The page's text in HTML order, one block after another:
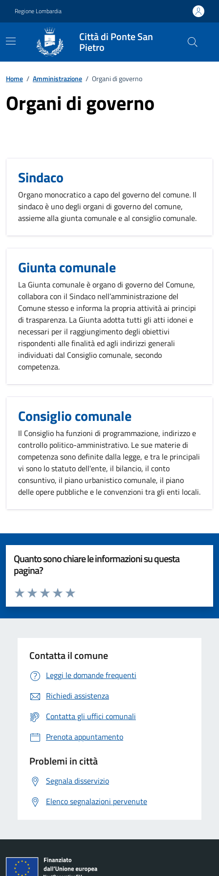
Regione Lombardia
Città di Ponte San
Pietro
Home / Amministrazione / Organi di governo
Organi di governo
Sindaco
Organo monocratico a capo del governo del comune. Il
sindaco è uno degli organi di governo del comune,
assieme alla giunta comunale e al consiglio comunale.
Giunta comunale
La Giunta comunale è organo di governo del Comune,
collabora con il Sindaco nell’amministrazione del
Comune stesso e informa la propria attività ai principi
di trasparenza. La Giunta adotta tutti gli atti idonei e
necessari per il raggiungimento degli obiettivi
rispondenti alle finalità ed agli indirizzi generali
individuati dal Consiglio comunale, secondo
competenza.
Consiglio comunale
Il Consiglio ha funzioni di programmazione, indirizzo e
controllo politico-amministrativo. Le sue materie di
competenza sono definite dalla legge, e tra le principali
vi sono lo statuto dell'ente, il bilancio, il conto
consuntivo, il piano urbanistico comunale, il piano
delle opere pubbliche e le convenzioni tra gli enti locali.
Quanto sono chiare le informazioni su questa
pagina?
Valuta da 1 a 5 stelle la pagina
Valuta 5 stelle su 5
Valuta 4 stelle su 5
Valuta 3 stelle su 5
Valuta 2 stelle su 5
Valuta 1 stelle su 5
Contatta il comune
Leggi le domande frequenti
Richiedi assistenza
Contatta gli uffici comunali
Prenota appuntamento
Problemi in città
Segnala disservizio
Elenco segnalazioni pervenute